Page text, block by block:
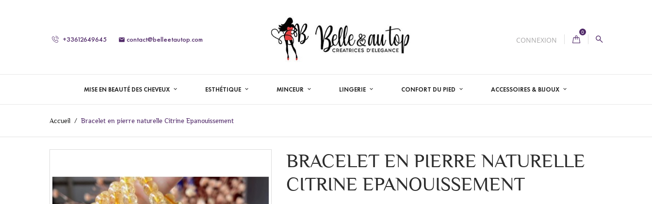
+33612649645  contact@belleetautop.com CONNEXION
0
MISE EN BEAUTÉ DES CHEVEUX ESTHÉTIQUE MINCEUR LINGERIE CONFORT DU PIED ACCESSOIRES & BIJOUX
Accueil Bracelet en pierre naturelle Citrine Epanouissement
BRACELET EN PIERRE NATURELLE
CITRINE EPANOUISSEMENT